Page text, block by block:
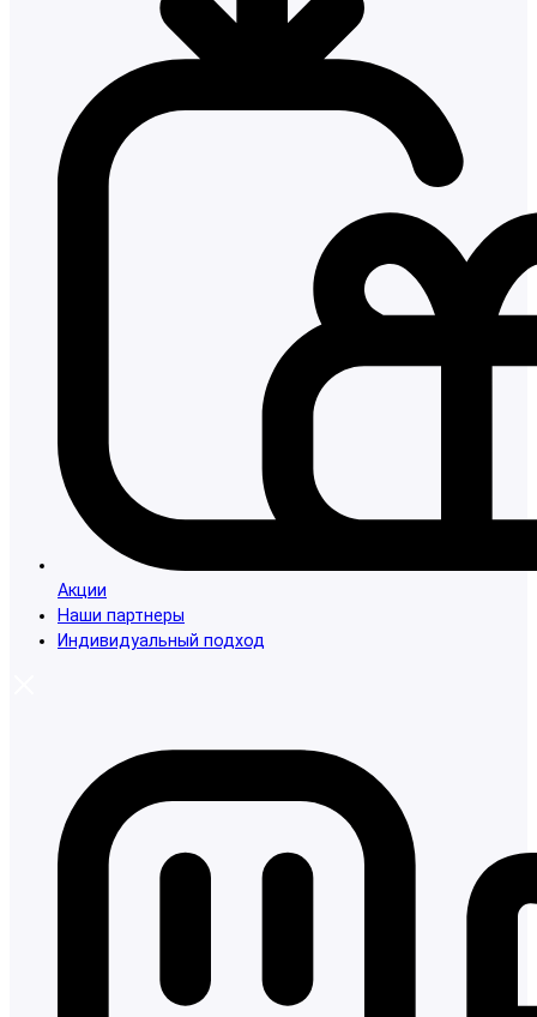
Акции
Наши партнеры
Индивидуальный подход